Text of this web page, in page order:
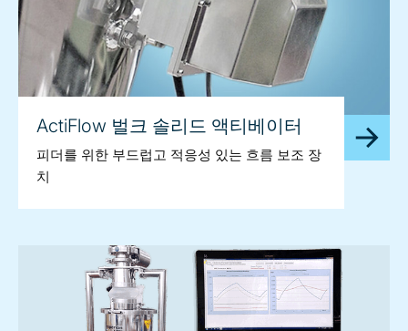
ActiFlow 벌크 솔리드 액티베이터
피더를 위한 부드럽고 적응성 있는 흐름 보조 장
치